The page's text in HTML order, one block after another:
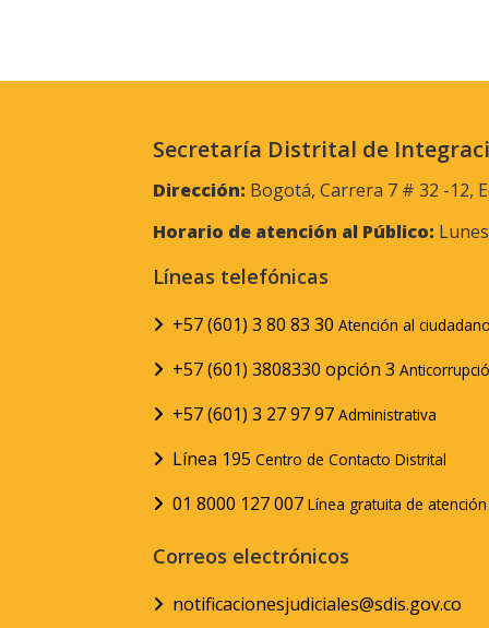
Secretaría Distrital de
Dirección: Bogotá, Carrera 7 # 32 -12,
Horario de atención al Público:
Líneas telefónicas
+57 (601) 3 80 83 30 Atención al
+57 (601) 3808330 opción 3
+57 (601) 3 27 97 97 Administrativa
Línea 195 Centro de Contacto Distrital
01 8000 127 007 Línea gratuita de
Correos electrónicos
notificacionesjudiciales@sdis.gov.co